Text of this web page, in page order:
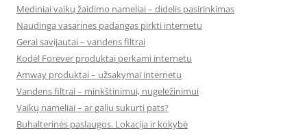
Mediniai vaikų žaidimo nameliai – didelis pasirinkimas
Naudinga vasarines padangas pirkti internetu
Gerai savijautai – vandens filtrai
Kodėl Forever produktai perkami internetu
Amway produktai – užsakymai internetu
Vandens filtrai – minkštinimui, nugeležinimui
Vaikų nameliai – ar galiu sukurti pats?
Buhalterinės paslaugos. Lokacija ir kokybė